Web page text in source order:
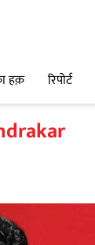
हक़ रिपोर्ट